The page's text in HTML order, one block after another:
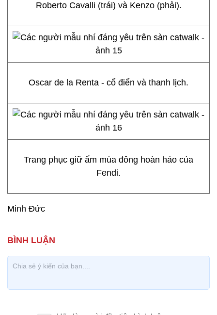
Roberto Cavalli (trái) và Kenzo (phải).
Oscar de la Renta - cổ điển và thanh lịch.
Trang phục giữ ấm mùa đông hoàn hảo của
Fendi.
Minh Đức